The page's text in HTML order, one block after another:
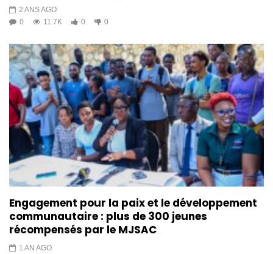
2 ANS AGO
0
11.7K 0 0
Engagement pour la paix et le développement
communautaire : plus de 300 jeunes
récompensés par le MJSAC
1 AN AGO